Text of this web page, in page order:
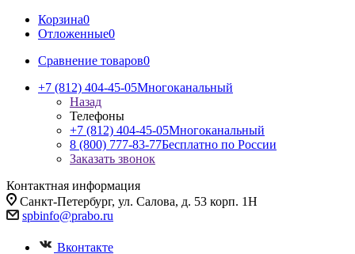
Корзина0
Отложенные0
Сравнение товаров0
+7 (812) 404-45-05Многоканальный
Назад
Телефоны
+7 (812) 404-45-05Многоканальный
8 (800) 777-83-77Бесплатно по России
Заказать звонок
Контактная информация
Санкт-Петербург, ул. Салова, д. 53 корп. 1Н
spbinfo@prabo.ru
Вконтакте